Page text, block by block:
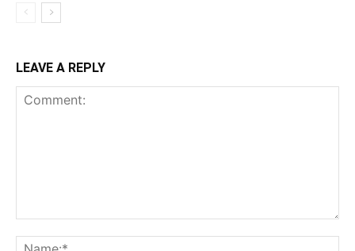
LEAVE A REPLY